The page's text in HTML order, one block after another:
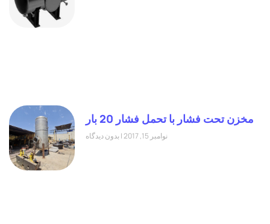
مخزن تحت فشار با تحمل فشار 20 بار
نوامبر 15, 2017 بدون دیدگاه